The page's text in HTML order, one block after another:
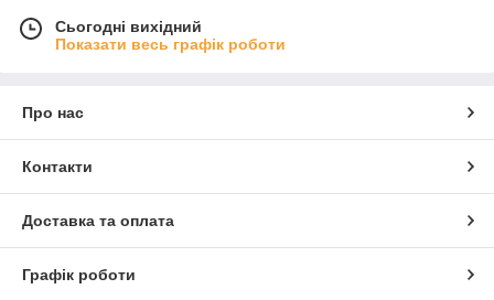
Сьогодні вихідний
Показати весь графік роботи
Про нас
Контакти
Доставка та оплата
Графік роботи